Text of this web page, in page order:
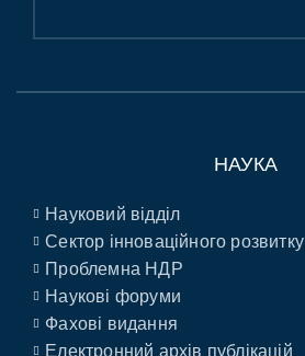
НАУКА
Науковий відділ
Сектор інноваційного розвитку
Проблемна НДР
Наукові форуми
Фахові видання
Електронний архів публікацій